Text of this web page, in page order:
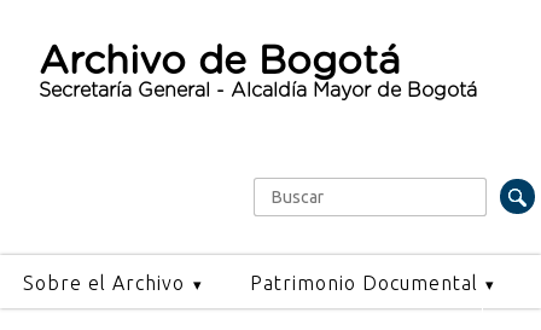
Archivo de Bogotá
Secretaría General - Alcaldía Mayor de Bogotá
Formulario de búsqueda
Buscar
Sobre el Archivo Patrimonio Documental